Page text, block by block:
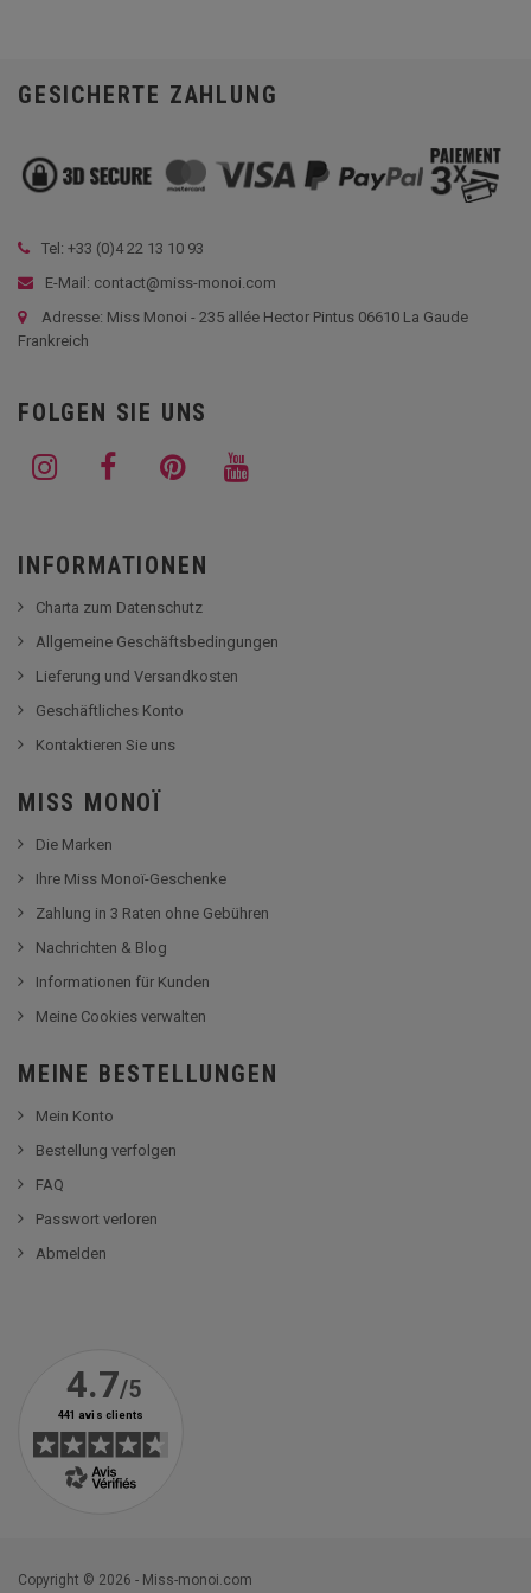
GESICHERTE ZAHLUNG
Tel: +33 (0)4 22 13 10 93
E-Mail: contact@miss-monoi.com
Adresse: Miss Monoi - 235 allée Hector Pintus 06610 La Gaude
Frankreich
FOLGEN SIE UNS
INFORMATIONEN
Charta zum Datenschutz
Allgemeine Geschäftsbedingungen
Lieferung und Versandkosten
Geschäftliches Konto
Kontaktieren Sie uns
MISS MONOÏ
Die Marken
Ihre Miss Monoï-Geschenke
Zahlung in 3 Raten ohne Gebühren
Nachrichten & Blog
Informationen für Kunden
Meine Cookies verwalten
MEINE BESTELLUNGEN
Mein Konto
Bestellung verfolgen
FAQ
Passwort verloren
Abmelden
Copyright © 2026 - Miss-monoi.com